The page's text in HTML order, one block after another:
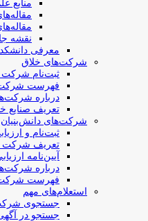
منابع
نقشه
معرفی
شرکت‌های خلاق
ثبت‌نام شرکت
فهرست
درباره
تعریف صنایع
شرکت‌های دانش‌بنیان
ثبت‌نام و
تعریف شرکت
آیین‌نامه
درباره
فهرست
استعلام‌های مهم
جستجوی
جستجو در